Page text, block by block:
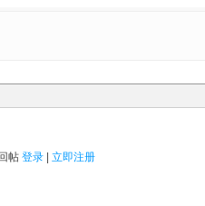
帖 登录| 立即注册